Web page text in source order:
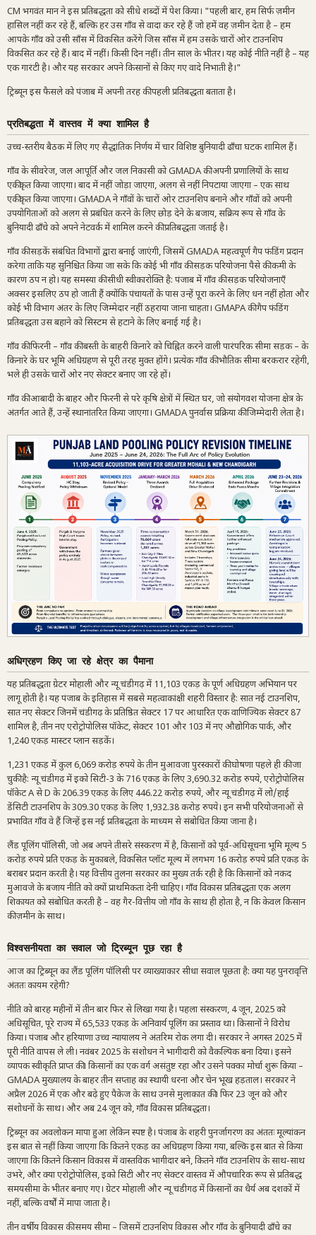
CM भगवंत मान ने इस प्रतिबद्धता को सीधे शब्दों में पेश किया। "पहली बार, हम सिर्फ ज़मीन
हासिल नहीं कर रहे हैं, बल्कि हर उस गाँव से वादा कर रहे हैं जो हमें वह ज़मीन देता है – हम
आपके गाँव को उसी साँस में विकसित करेंगे जिस साँस में हम उसके चारों ओर टाउनशिप
विकसित कर रहे हैं। बाद में नहीं। किसी दिन नहीं। तीन साल के भीतर। यह कोई नीति नहीं है – यह
एक गारंटी है। और यह सरकार अपने किसानों से किए गए वादे निभाती है।"
ट्रिब्यून इस फैसले को पंजाब में अपनी तरह की पहली प्रतिबद्धता बताता है।
प्रतिबद्धता में वास्तव में क्या शामिल है
उच्च-स्तरीय बैठक में लिए गए सैद्धांतिक निर्णय में चार विशिष्ट बुनियादी ढाँचा घटक शामिल हैं।
गाँव के सीवरेज, जल आपूर्ति और जल निकासी को GMADA की अपनी प्रणालियों के साथ
एकीकृत किया जाएगा। बाद में नहीं जोड़ा जाएगा, अलग से नहीं निपटाया जाएगा – एक साथ
एकीकृत किया जाएगा। GMADA ने गाँवों के चारों ओर टाउनशिप बनाने और गाँवों को अपनी
उपयोगिताओं को अलग से प्रबंधित करने के लिए छोड़ देने के बजाय, सक्रिय रूप से गाँव के
बुनियादी ढाँचे को अपने नेटवर्क में शामिल करने की प्रतिबद्धता जताई है।
गाँव की सड़कें संबंधित विभागों द्वारा बनाई जाएंगी, जिसमें GMADA महत्वपूर्ण गैप फंडिंग प्रदान
करेगा ताकि यह सुनिश्चित किया जा सके कि कोई भी गाँव की सड़क परियोजना पैसे की कमी के
कारण ठप न हो। यह समस्या की सीधी स्वीकारोक्ति है: पंजाब में गाँव की सड़क परियोजनाएँ
अक्सर इसलिए ठप हो जाती हैं क्योंकि पंचायतों के पास उन्हें पूरा करने के लिए धन नहीं होता और
कोई भी विभाग अंतर के लिए जिम्मेदार नहीं ठहराया जाना चाहता। GMAPA की गैप फंडिंग
प्रतिबद्धता उस बहाने को सिस्टम से हटाने के लिए बनाई गई है।
गाँव की फिरनी – गाँव की बस्ती के बाहरी किनारे को चिह्नित करने वाली पारंपरिक सीमा सड़क – के
किनारे के घर भूमि अधिग्रहण से पूरी तरह मुक्त होंगे। प्रत्येक गाँव की भौतिक सीमा बरकरार रहेगी,
भले ही उसके चारों ओर नए सेक्टर बनाए जा रहे हों।
गाँव की आबादी के बाहर और फिरनी से परे कृषि क्षेत्रों में स्थित घर, जो संयोगवश योजना क्षेत्र के
अंतर्गत आते हैं, उन्हें स्थानांतरित किया जाएगा। GMADA पुनर्वास प्रक्रिया की जिम्मेदारी लेता है।
अधिग्रहण किए जा रहे क्षेत्र का पैमाना
यह प्रतिबद्धता ग्रेटर मोहाली और न्यू चंडीगढ़ में 11,103 एकड़ के पूर्ण अधिग्रहण अभियान पर
लागू होती है। यह पंजाब के इतिहास में सबसे महत्वाकांक्षी शहरी विस्तार है: सात नई टाउनशिप,
सात नए सेक्टर जिनमें चंडीगढ़ के प्रतिष्ठित सेक्टर 17 पर आधारित एक वाणिज्यिक सेक्टर 87
शामिल है, तीन नए एरोट्रोपोलिस पॉकेट, सेक्टर 101 और 103 में नए औद्योगिक पार्क, और
1,240 एकड़ मास्टर प्लान सड़कें।
1,231 एकड़ में कुल 6,069 करोड़ रुपये के तीन मुआवजा पुरस्कारों की घोषणा पहले ही की जा
चुकी है: न्यू चंडीगढ़ में इको सिटी-3 के 716 एकड़ के लिए 3,690.32 करोड़ रुपये, एरोट्रोपोलिस
पॉकेट A से D के 206.39 एकड़ के लिए 446.22 करोड़ रुपये, और न्यू चंडीगढ़ में लो/हाई
डेंसिटी टाउनशिप के 309.30 एकड़ के लिए 1,932.38 करोड़ रुपये। इन सभी परियोजनाओं से
प्रभावित गाँव वे हैं जिन्हें इस नई प्रतिबद्धता के माध्यम से संबोधित किया जाना है।
लैंड पूलिंग पॉलिसी, जो अब अपने तीसरे संस्करण में है, किसानों को पूर्व-अधिसूचना भूमि मूल्य 5
करोड़ रुपये प्रति एकड़ के मुकाबले, विकसित प्लॉट मूल्य में लगभग 16 करोड़ रुपये प्रति एकड़ के
बराबर प्रदान करती है। यह वित्तीय तुलना सरकार का मुख्य तर्क रही है कि किसानों को नकद
मुआवजे के बजाय नीति को क्यों प्राथमिकता देनी चाहिए। गाँव विकास प्रतिबद्धता एक अलग
शिकायत को संबोधित करती है – वह गैर-वित्तीय जो गाँव के साथ ही होता है, न कि केवल किसान
की ज़मीन के साथ।
विश्वसनीयता का सवाल जो ट्रिब्यून पूछ रहा है
आज का ट्रिब्यून का लैंड पूलिंग पॉलिसी पर व्याख्याकार सीधा सवाल पूछता है: क्या यह पुनरावृत्ति
अंततः कायम रहेगी?
नीति को बारह महीनों में तीन बार फिर से लिखा गया है। पहला संस्करण, 4 जून, 2025 को
अधिसूचित, पूरे राज्य में 65,533 एकड़ के अनिवार्य पूलिंग का प्रस्ताव था। किसानों ने विरोध
किया। पंजाब और हरियाणा उच्च न्यायालय ने अंतरिम रोक लगा दी। सरकार ने अगस्त 2025 में
पूरी नीति वापस ले ली। नवंबर 2025 के संशोधन ने भागीदारी को वैकल्पिक बना दिया। इसने
व्यापक स्वीकृति प्राप्त की। किसानों का एक वर्ग असंतुष्ट रहा और उसने पक्का मोर्चा शुरू किया –
GMADA मुख्यालय के बाहर तीन सप्ताह का स्थायी धरना और चेन भूख हड़ताल। सरकार ने
अप्रैल 2026 में एक और बढ़े हुए पैकेज के साथ उनसे मुलाकात की। फिर 23 जून को और
संशोधनों के साथ। और अब 24 जून को, गाँव विकास प्रतिबद्धता।
ट्रिब्यून का अवलोकन मापा हुआ लेकिन स्पष्ट है। पंजाब के शहरी पुनर्जागरण का अंततः मूल्यांकन
इस बात से नहीं किया जाएगा कि कितने एकड़ का अधिग्रहण किया गया, बल्कि इस बात से किया
जाएगा कि कितने किसान विकास में वास्तविक भागीदार बने, कितने गाँव टाउनशिप के साथ-साथ
उभरे, और क्या एरोट्रोपोलिस, इको सिटी और नए सेक्टर वास्तव में औपचारिक रूप से प्रतिबद्ध
समयसीमा के भीतर बनाए गए। ग्रेटर मोहाली और न्यू चंडीगढ़ में किसानों का धैर्य अब दशकों में
नहीं, बल्कि वर्षों में मापा जाता है।
तीन वर्षीय विकास की समय सीमा – जिसमें टाउनशिप विकास और गाँव के बुनियादी ढाँचे का